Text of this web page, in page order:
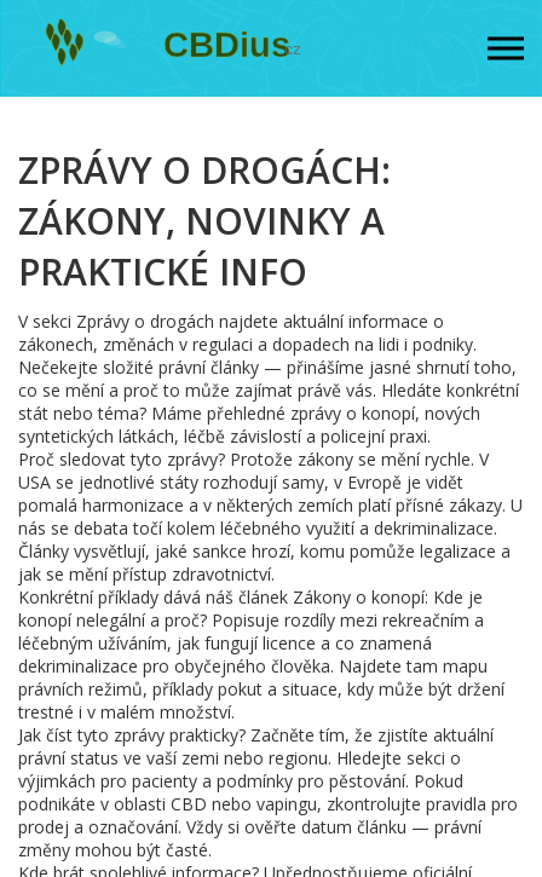
ZPRÁVY O DROGÁCH:
ZÁKONY, NOVINKY A
PRAKTICKÉ INFO
V sekci Zprávy o drogách najdete aktuální informace o
zákonech, změnách v regulaci a dopadech na lidi i podniky.
Nečekejte složité právní články — přinášíme jasné shrnutí toho,
co se mění a proč to může zajímat právě vás. Hledáte konkrétní
stát nebo téma? Máme přehledné zprávy o konopí, nových
syntetických látkách, léčbě závislostí a policejní praxi.
Proč sledovat tyto zprávy? Protože zákony se mění rychle. V
USA se jednotlivé státy rozhodují samy, v Evropě je vidět
pomalá harmonizace a v některých zemích platí přísné zákazy. U
nás se debata točí kolem léčebného využití a dekriminalizace.
Články vysvětlují, jaké sankce hrozí, komu pomůže legalizace a
jak se mění přístup zdravotnictví.
Konkrétní příklady dává náš článek Zákony o konopí: Kde je
konopí nelegální a proč? Popisuje rozdíly mezi rekreačním a
léčebným užíváním, jak fungují licence a co znamená
dekriminalizace pro obyčejného člověka. Najdete tam mapu
právních režimů, příklady pokut a situace, kdy může být držení
trestné i v malém množství.
Jak číst tyto zprávy prakticky? Začněte tím, že zjistíte aktuální
právní status ve vaší zemi nebo regionu. Hledejte sekci o
výjimkách pro pacienty a podmínky pro pěstování. Pokud
podnikáte v oblasti CBD nebo vapingu, zkontrolujte pravidla pro
prodej a označování. Vždy si ověřte datum článku — právní
změny mohou být časté.